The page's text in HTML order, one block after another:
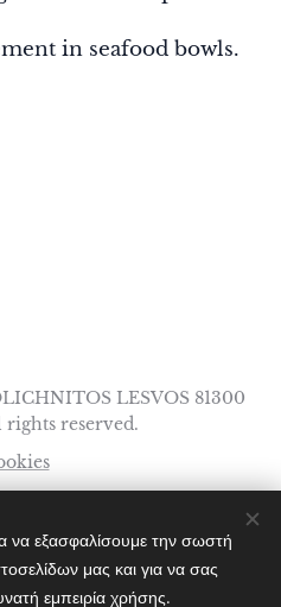
in seafood bowls.
LESVOS 81300
rights reserved.
Italiano
να εξασφαλίσουμε την σωστή
μας και για να σας
εμπειρία χρήσης.